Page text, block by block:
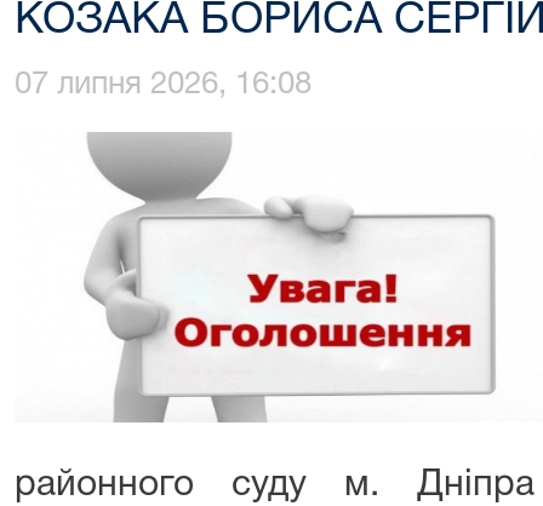
КОЗАКА БОРИСА
07 липня 2026, 16:08
районного суду м.